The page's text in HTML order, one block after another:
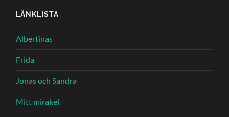
LÄNKLISTA
Albertinas
Frida
Jonas och Sandra
Mitt mirakel